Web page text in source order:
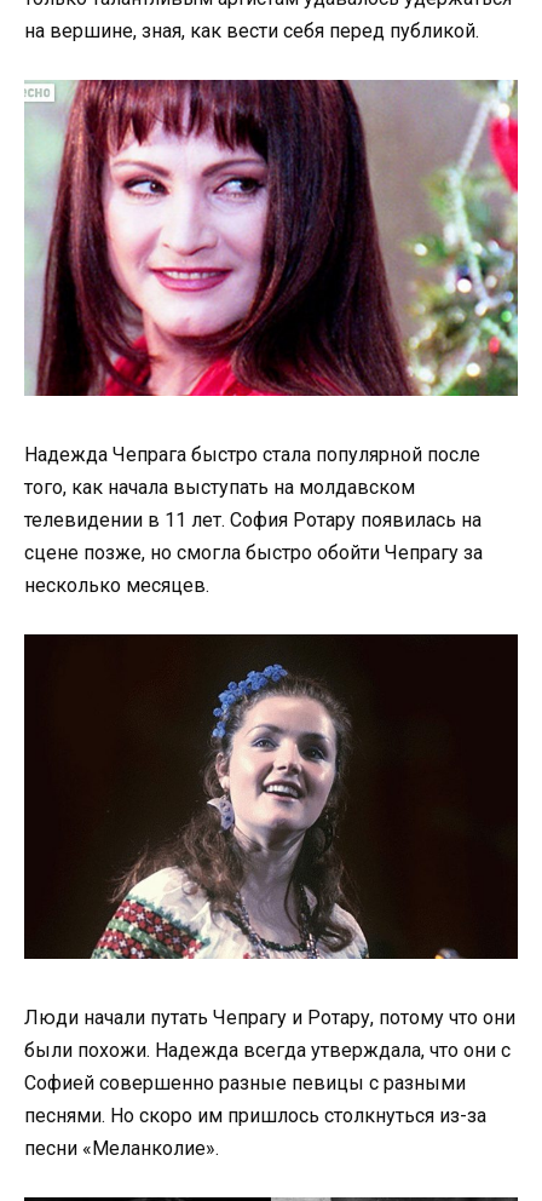
на вершине, зная, как вести себя перед публикой.
Надежда Чепрага быстро стала популярной после
того, как начала выступать на молдавском
телевидении в 11 лет. София Ротару появилась на
сцене позже, но смогла быстро обойти Чепрагу за
несколько месяцев.
Люди начали путать Чепрагу и Ротару, потому что они
были похожи. Надежда всегда утверждала, что они с
Софией совершенно разные певицы с разными
песнями. Но скоро им пришлось столкнуться из-за
песни «Меланколие».